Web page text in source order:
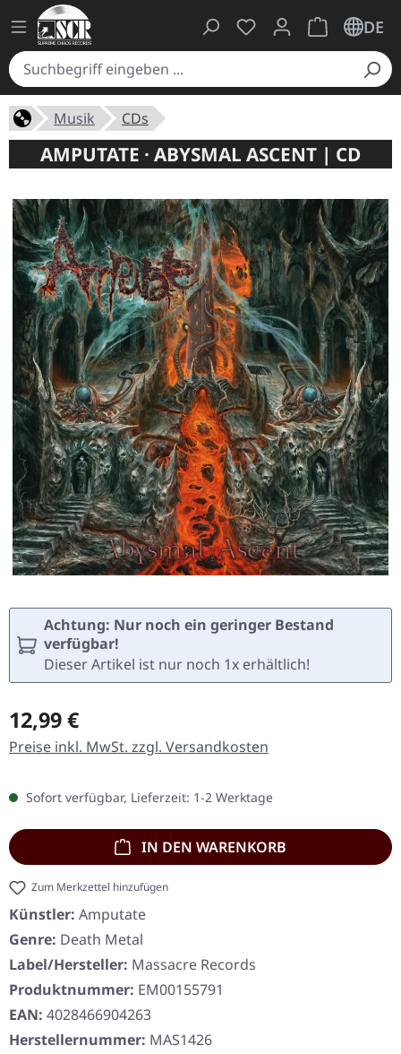
Du hast 0 Produkte
Warenkorb
DE
Musik CDs
AMPUTATE · ABYSMAL ASCENT | CD
Achtung: Nur noch ein geringer Bestand
verfügbar!
Dieser Artikel ist nur noch 1x erhältlich!
Regulärer Preis:
12,99 €
Preise inkl. MwSt. zzgl. Versandkosten
Sofort verfügbar, Lieferzeit: 1-2 Werktage
IN DEN WARENKORB
Zum Merkzettel hinzufügen
Künstler: Amputate
Genre: Death Metal
Label/Hersteller: Massacre Records
Produktnummer: EM00155791
EAN: 4028466904263
Herstellernummer: MAS1426